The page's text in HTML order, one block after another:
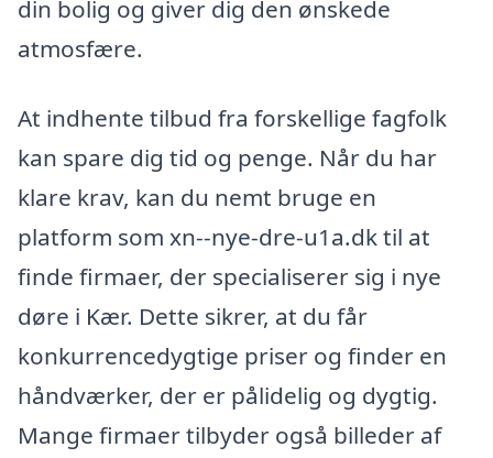
din bolig og giver dig den ønskede
atmosfære.
At indhente tilbud fra forskellige fagfolk
kan spare dig tid og penge. Når du har
klare krav, kan du nemt bruge en
platform som xn--nye-dre-u1a.dk til at
finde firmaer, der specialiserer sig i nye
døre i Kær. Dette sikrer, at du får
konkurrencedygtige priser og finder en
håndværker, der er pålidelig og dygtig.
Mange firmaer tilbyder også billeder af